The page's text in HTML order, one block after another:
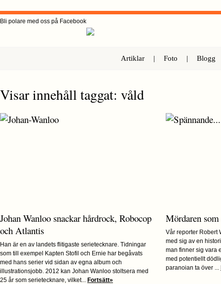
Bli polare med oss på Facebook
Artiklar | Foto | Blogg
Visar innehåll taggat: våld
Johan Wanloo snackar hårdrock, Robocop
och Atlantis
Han är en av landets flitigaste serietecknare. Tidningar
som till exempel Kapten Stofil och Ernie har begåvats
med hans serier vid sidan av egna album och
illustrationsjobb. 2012 kan Johan Wanloo stoltsera med
25 år som serietecknare, vilket... Fortsätt»
Mördaren
Vår reporter Robert
med sig av en
man finner sig vara
med potentiellt
paranoian ta över ...